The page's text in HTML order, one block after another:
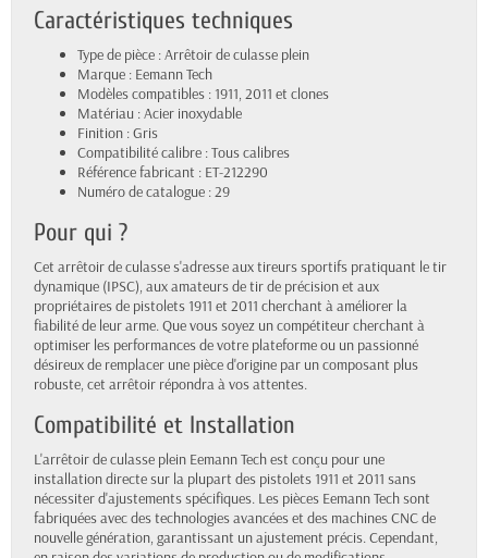
Caractéristiques techniques
Type de pièce : Arrêtoir de culasse plein
Marque : Eemann Tech
Modèles compatibles : 1911, 2011 et clones
Matériau : Acier inoxydable
Finition : Gris
Compatibilité calibre : Tous calibres
Référence fabricant : ET-212290
Numéro de catalogue : 29
Pour qui ?
Cet arrêtoir de culasse s'adresse aux tireurs sportifs pratiquant le tir
dynamique (IPSC), aux amateurs de tir de précision et aux
propriétaires de pistolets 1911 et 2011 cherchant à améliorer la
fiabilité de leur arme. Que vous soyez un compétiteur cherchant à
optimiser les performances de votre plateforme ou un passionné
désireux de remplacer une pièce d'origine par un composant plus
robuste, cet arrêtoir répondra à vos attentes.
Compatibilité et Installation
L'arrêtoir de culasse plein Eemann Tech est conçu pour une
installation directe sur la plupart des pistolets 1911 et 2011 sans
nécessiter d'ajustements spécifiques. Les pièces Eemann Tech sont
fabriquées avec des technologies avancées et des machines CNC de
nouvelle génération, garantissant un ajustement précis. Cependant,